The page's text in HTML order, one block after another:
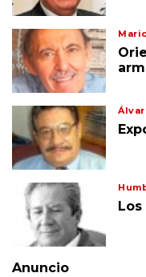
Anuncio